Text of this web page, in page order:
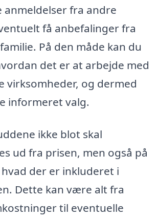
fra andre
få anbefalinger fra
På den måde kan du
det er at arbejde med
virksomheder, og dermed
informeret valg.
ikke blot skal
ud fra prisen, men også på
der er inkluderet i
Dette kan være alt fra
til eventuelle